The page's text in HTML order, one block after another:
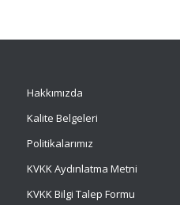
Hakkımızda
Kalite Belgeleri
Politikalarımız
KVKK Aydınlatma Metni
KVKK Bilgi Talep Formu